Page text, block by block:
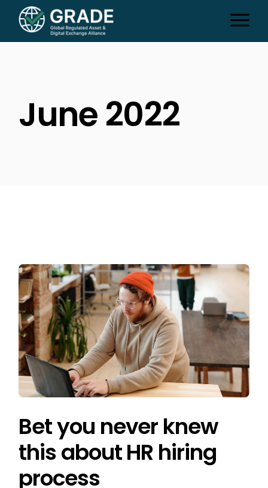
content
June 2022
Bet you never knew
this about HR hiring
process